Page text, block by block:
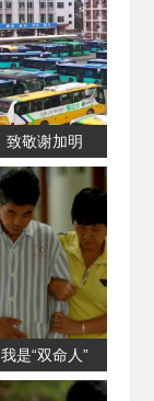
致敬谢加明
我是“双命人”